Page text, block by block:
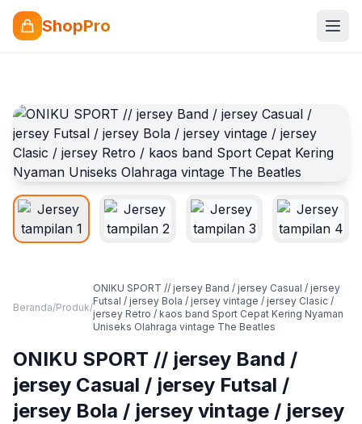
ShopPro
Beranda/Produk/
ONIKU SPORT // jersey Band / jersey Casual / jersey
Futsal / jersey Bola / jersey vintage / jersey Clasic /
jersey Retro / kaos band Sport Cepat Kering Nyaman
Uniseks Olahraga vintage The Beatles
ONIKU SPORT // jersey Band /
jersey Casual / jersey Futsal /
jersey Bola / jersey vintage / jersey